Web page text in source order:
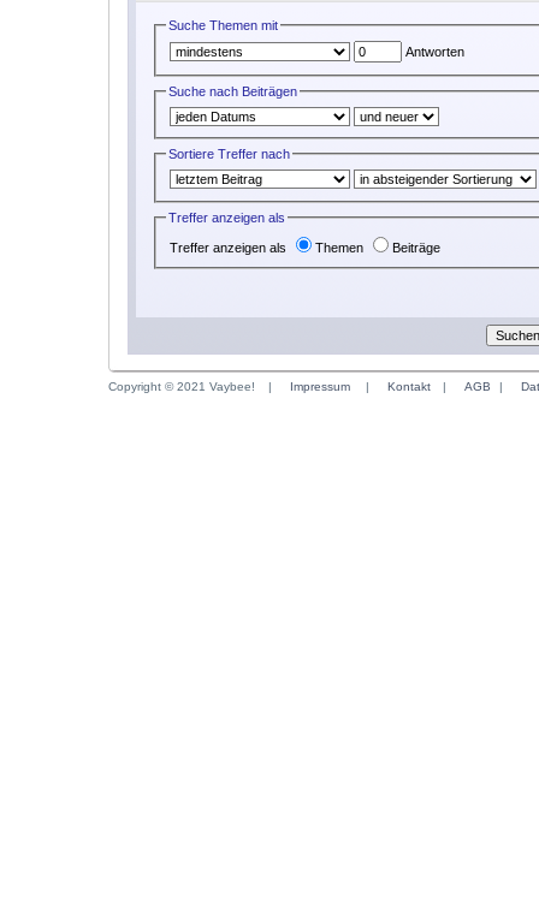
Suche Themen mit
Antworten
Suche nach Beiträgen
Sortiere Treffer nach
Treffer anzeigen als
Treffer anzeigen als Themen Beiträge
Copyright © 2021 Vaybee! | Impressum | Kontakt | AGB |